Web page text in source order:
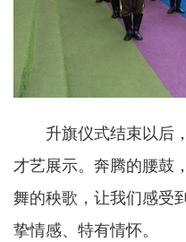
升旗仪式结束以后，
才艺展示。奔腾的腰鼓
舞的秧歌，让我们感受
挚情感、特有情怀。